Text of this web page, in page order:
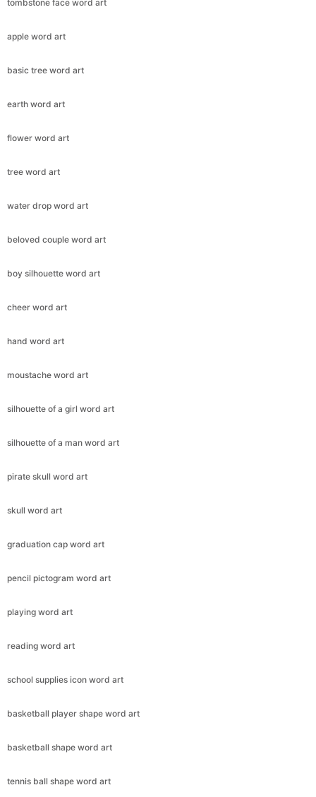
tombstone face word art
apple word art
basic tree word art
earth word art
flower word art
tree word art
water drop word art
beloved couple word art
boy silhouette word art
cheer word art
hand word art
moustache word art
silhouette of a girl word art
silhouette of a man word art
pirate skull word art
skull word art
graduation cap word art
pencil pictogram word art
playing word art
reading word art
school supplies icon word art
basketball player shape word art
basketball shape word art
tennis ball shape word art